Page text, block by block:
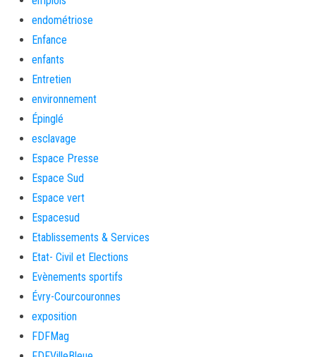
endométriose
Enfance
enfants
Entretien
environnement
Épinglé
esclavage
Espace Presse
Espace Sud
Espace vert
Espacesud
Etablissements & Services
Etat- Civil et Elections
Evènements sportifs
Évry-Courcouronnes
exposition
FDFMag